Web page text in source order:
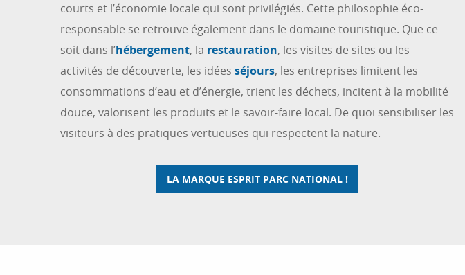
courts et l’économie locale qui sont privilégiés. Cette philosophie éco-
responsable se retrouve également dans le domaine touristique. Que ce
soit dans l’hébergement, la restauration, les visites de sites ou les
activités de découverte, les idées séjours, les entreprises limitent les
consommations d’eau et d’énergie, trient les déchets, incitent à la mobilité
douce, valorisent les produits et le savoir-faire local. De quoi sensibiliser les
visiteurs à des pratiques vertueuses qui respectent la nature.
LA MARQUE ESPRIT PARC NATIONAL !